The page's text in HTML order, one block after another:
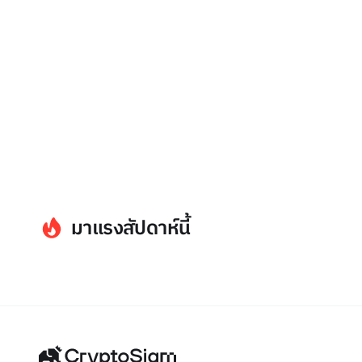
มาแรงสัปดาห์นี้